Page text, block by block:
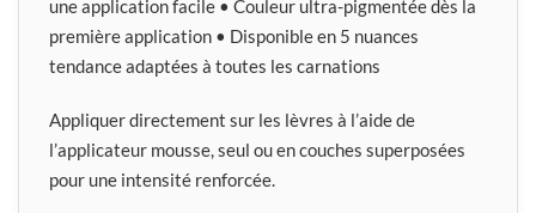
une application facile • Couleur ultra-pigmentée dès la
première application • Disponible en 5 nuances
tendance adaptées à toutes les carnations
Appliquer directement sur les lèvres à l’aide de
l’applicateur mousse, seul ou en couches superposées
pour une intensité renforcée.